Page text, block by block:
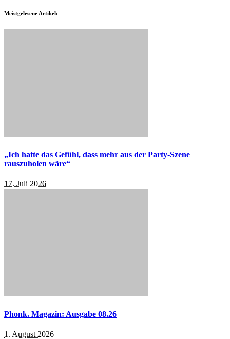
Meistgelesene Artikel:
„Ich hatte das Gefühl, dass mehr aus der Party-Szene
rauszuholen wäre“
17. Juli 2026
Phonk. Magazin: Ausgabe 08.26
1. August 2026